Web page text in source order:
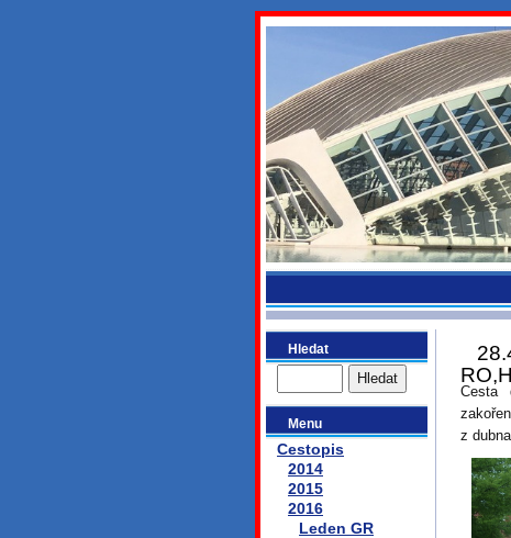
Hledat
Menu
Cestopis
2014
2015
2016
Leden GR
Cesta
z